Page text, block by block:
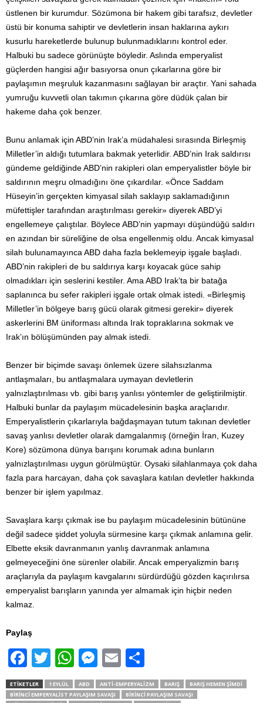
üstlenen bir kurumdur. Sözümona bir hakem gibi tarafsız, devletler
üstü bir konuma sahiptir ve devletlerin insan haklarına aykırı
kusurlu hareketlerde bulunup bulunmadıklarını kontrol eder.
Halbuki bu sadece görünüşte böyledir. Aslında emperyalist
güçlerden hangisi ağır basıyorsa onun çıkarlarına göre bir
paylaşımın meşruluk kazanmasını sağlayan bir araçtır. Yani sahada
yumruğu kuvvetli olan takımın çıkarına göre düdük çalan bir
hakeme daha çok benzer.
Bunu anlamak için ABD’nin Irak’a müdahalesi sırasında Birleşmiş
Milletler’in aldığı tutumlara bakmak yeterlidir. ABD’nin Irak saldırısı
gündeme geldiğinde ABD’nin rakipleri olan emperyalistler böyle bir
saldırının meşru olmadığını öne çıkardılar. «Önce Saddam
Hüseyin’in gerçekten kimyasal silah saklayıp saklamadığının
müfettişler tarafından araştırılması gerekir» diyerek ABD’yi
engellemeye çalıştılar. Böylece ABD’nin yapmayı düşündüğü saldırı
en azından bir süreliğine de olsa engellenmiş oldu. Ancak kimyasal
silah bulunamayınca ABD daha fazla beklemeyip işgale başladı.
ABD’nin rakipleri de bu saldırıya karşı koyacak güce sahip
olmadıkları için seslerini kestiler. Ama ABD Irak’ta bir batağa
saplanınca bu sefer rakipleri işgale ortak olmak istedi. «Birleşmiş
Milletler’in bölgeye barış gücü olarak gitmesi gerekir» diyerek
askerlerini BM üniforması altında Irak topraklarına sokmak ve
Irak’ın bölüşümünden pay almak istedi.
Benzer bir biçimde savaşı önlemek üzere silahsızlanma
antlaşmaları, bu antlaşmalara uymayan devletlerin
yalnızlaştırılması vb. gibi barış yanlısı yöntemler de geliştirilmiştir.
Halbuki bunlar da paylaşım mücadelesinin başka araçlarıdır.
Emperyalistlerin çıkarlarıyla bağdaşmayan tutum takınan devletler
savaş yanlısı devletler olarak damgalanmış (örneğin İran, Kuzey
Kore) sözümona dünya barışını korumak adına bunların
yalnızlaştırılması uygun görülmüştür. Oysaki silahlanmaya çok daha
fazla para harcayan, daha çok savaşlara katılan devletler hakkında
benzer bir işlem yapılmaz.
Savaşlara karşı çıkmak ise bu paylaşım mücadelesinin bütününe
değil sadece şiddet yoluyla sürmesine karşı çıkmak anlamına gelir.
Elbette eksik davranmanın yanlış davranmak anlamına
gelmeyeceğini öne sürenler olabilir. Ancak emperyalizmin barış
araçlarıyla da paylaşım kavgalarını sürdürdüğü gözden kaçırılırsa
emperyalist barışların yanında yer almamak için hiçbir neden
kalmaz.
Paylaş
F
a
c
T
wi
tt
W
h
at
M
e
ss
E
m
ail
h
ar
ETIKETLER 1 EYLÜL ABD ANTI-EMPERYALIZM BARIŞ
BARIŞ HEMEN ŞIMDI
BIRINCI EMPERYALIST PAYLAŞIM SAVAŞI
BIRINCI PAYLAŞIM SAVAŞI